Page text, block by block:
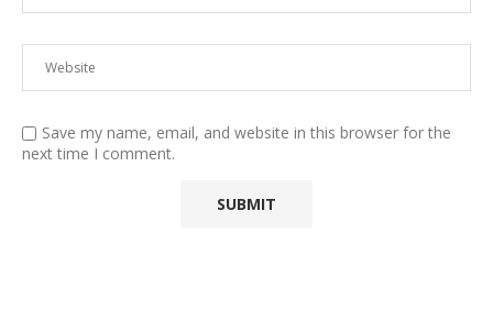
Save my name, email, and website in this browser for the
next time I comment.